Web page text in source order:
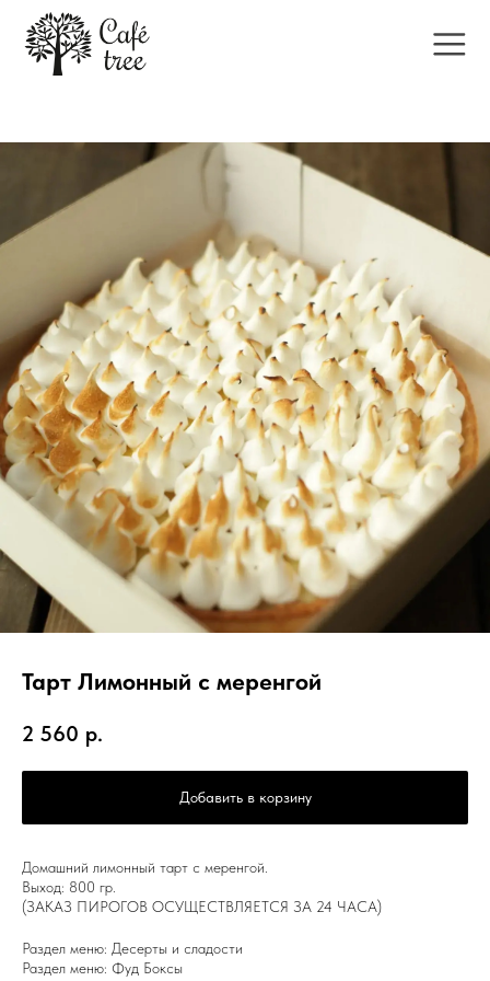
Тарт Лимонный с меренгой
2 560 р.
Добавить в корзину
Домашний лимонный тарт с меренгой.
Выход: 800 гр.
(ЗАКАЗ ПИРОГОВ ОСУЩЕСТВЛЯЕТСЯ ЗА 24 ЧАСА)
Раздел меню: Десерты и сладости
Раздел меню: Фуд Боксы